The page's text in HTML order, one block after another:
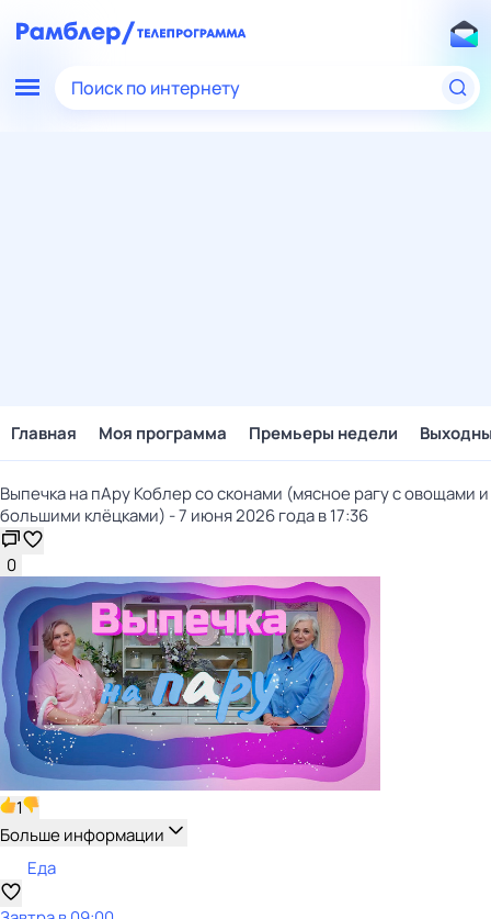
Поиск по интернету
Главная Моя программа Премьеры недели
Выпечка на пАру Коблер со сконами (мясное рагу с овощами и
большими клёцками) - 7 июня 2026 года в 17:36
0
1
Больше информации
Еда